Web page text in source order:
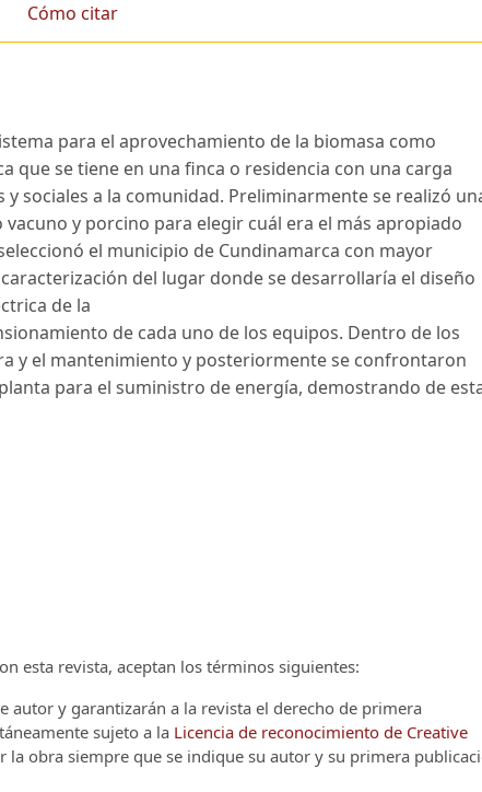
Cómo citar
para el aprovechamiento de la biomasa como
que se tiene en una finca o residencia con una carga
sociales a la comunidad. Preliminarmente se realizó
y porcino para elegir cuál era el más apropiado
el municipio de Cundinamarca con mayor
del lugar donde se desarrollaría el diseño
de la
de cada uno de los equipos. Dentro de los
y el mantenimiento y posteriormente se confrontaron
para el suministro de energía, demostrando de
esta revista, aceptan los términos siguientes:
autor y garantizarán a la revista el derecho de primera
sujeto a la Licencia de reconocimiento de Creative
la obra siempre que se indique su autor y su primera